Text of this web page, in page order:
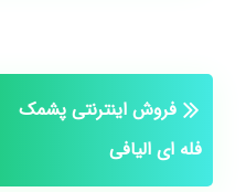
فروش اینترنتی پشمک
فله ای الیافی